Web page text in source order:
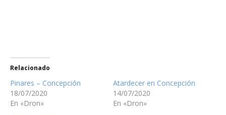
Relacionado
Pinares – Concepción
18/07/2020
En «Dron»
Atardecer en Concepción
14/07/2020
En «Dron»